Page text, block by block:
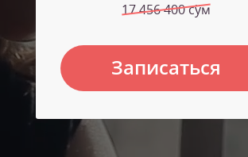
17 456 400 сўм
Записаться